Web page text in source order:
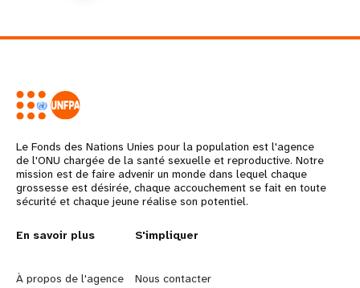
Le Fonds des Nations Unies pour la population est l'agence
de l'ONU chargée de la santé sexuelle et reproductive. Notre
mission est de faire advenir un monde dans lequel chaque
grossesse est désirée, chaque accouchement se fait en toute
sécurité et chaque jeune réalise son potentiel.
L
e
En savoir plus
À propos de l'agence
G
o
S'impliquer
Nous contacter